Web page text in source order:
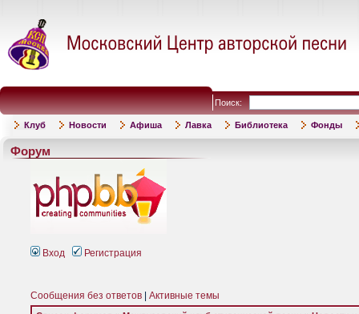
Поиск:
Клуб Новости Афиша Лавка Библиотека Фонды
Форум
Вход Регистрация
Сообщения без ответов Активные темы